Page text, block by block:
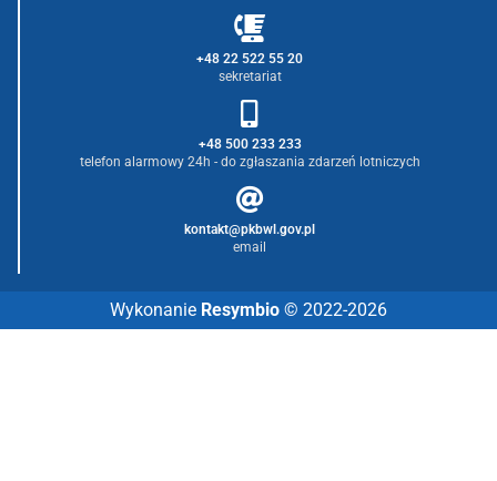
+48 22 522 55 20
sekretariat
+48 500 233 233
telefon alarmowy 24h - do zgłaszania zdarzeń lotniczych
kontakt@pkbwl.gov.pl
email
Wykonanie Resymbio © 2022-2026